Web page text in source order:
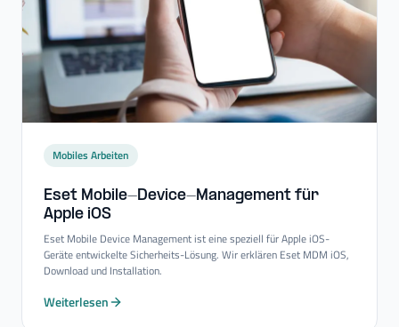
Mobiles Arbeiten
Eset Mobile-​Device-​Management für
Apple iOS
Eset Mobile Device Management ist eine speziell für Apple iOS-
Geräte entwickelte Sicherheits-Lösung. Wir erklären Eset MDM iOS,
Download und Installation.
Weiterlesen